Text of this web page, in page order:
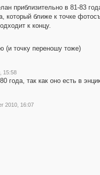
приблизительно в 81-83
который ближе к точке
к концу.
(и точку переношу тоже)
15:58
года, так как оно есть в
2010, 16:07